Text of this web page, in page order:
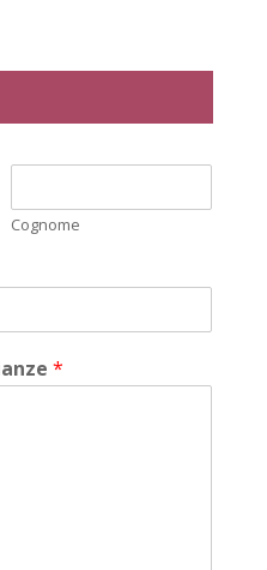
Cognome
*